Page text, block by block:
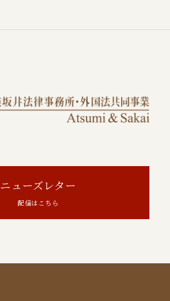
ニューズレター
配信はこちら